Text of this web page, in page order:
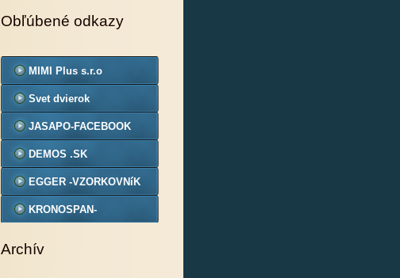
Obľúbené odkazy
MIMI Plus s.r.o
Svet dvierok
JASAPO-FACEBOOK
DEMOS .SK
EGGER -VZORKOVNíK
KRONOSPAN-
Archív